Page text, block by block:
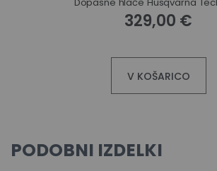
329,00 €
V KOŠARICO
PODOBNI IZDELKI